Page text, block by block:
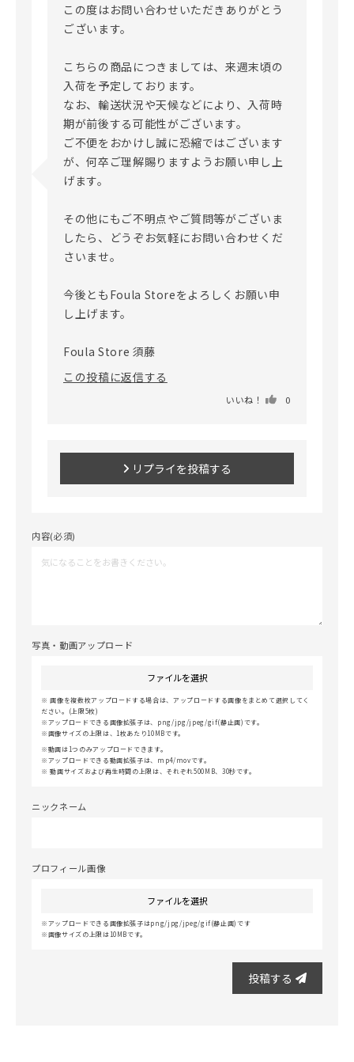
この度はお問い合わせいただきありがとう
ございます。
こちらの商品につきましては、来週末頃の
入荷を予定しております。
なお、輸送状況や天候などにより、入荷時
期が前後する可能性がございます。
ご不便をおかけし誠に恐縮ではございます
が、何卒ご理解賜りますようお願い申し上
げます。
その他にもご不明点やご質問等がございま
したら、どうぞお気軽にお問い合わせくだ
さいませ。
今後ともFoula Storeをよろしくお願い申
し上げます。
この投稿に返信する
いいね！ 0
リプライを投稿する
内容(必須)
写真・動画アップロード
ファイルを選択
画像を複数枚アップロードする場合は、アップロードする画像をまとめて選択してく
ださい。(上限5枚)
アップロードできる画像拡張子は、png/jpg/jpeg/gif(静止画)です。
画像サイズの上限は、1枚あたり10MBです。
動画は1つのみアップロードできます。
アップロードできる動画拡張子は、mp4/movです。
動画サイズおよび再生時間の上限は、それぞれ500MB、30秒です。
ニックネーム
プロフィール画像
ファイルを選択
アップロードできる画像拡張子はpng/jpg/jpeg/gif(静止画)です
画像サイズの上限は10MBです。
投稿する